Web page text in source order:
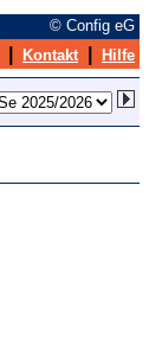
© Config eG
Kontakt Hilfe